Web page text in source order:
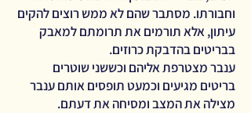
וחבורתו. מסתבר שהם לא ממש רוצים להקים
עיתון, אלא תורמים את תרומתם למאבק
בבריטים בהדבקת כרוזים.
ענבר מצטרפת אליהם וכששני שוטרים
בריטים מגיעים וכמעט תופסים אותם ענבר
מצילה את המצב ומסיחה את דעתם.